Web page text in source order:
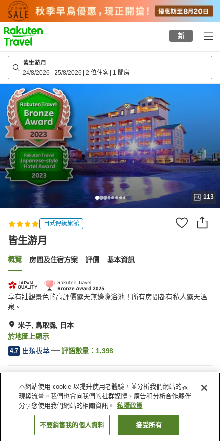
to
top
page
新
皆生游月
24/8/2026 - 25/8/2026 | 2 位住客 | 1 間房
113
日式傳統旅館
皆生游月
概覽 房間及住宿方案 評價 基本資訊
享有壯觀景色的高評價露天無邊際浴池！所有房間都有私人露天溫
泉。
米子, 鳥取縣, 日本
於地圖上顯示
4.7 出類拔萃 評語數量： 1,398
Wi-Fi
餐廳
休息室
自動販賣機
日本 鳥取縣 米子 皆生游月
找客房
本網站使用 cookie 以提升使用者體驗，並分析我們網站的表
現與流量。我們也會向我們的社群媒體、廣告和分析合作夥伴
分享您使用我們網站的相關資訊。
私隱政策
不要銷售我的個人資料 接受所有